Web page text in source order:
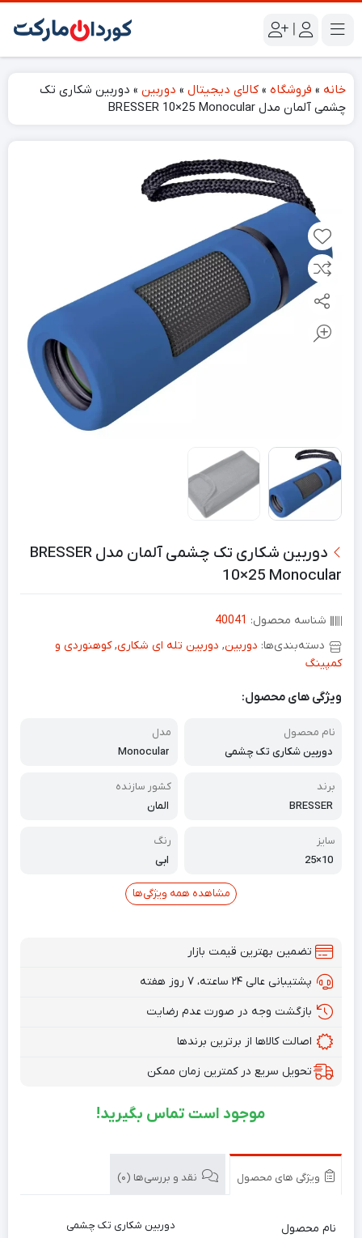
|
خانه » فروشگاه » کالای دیجیتال » دوربین » دوربین شکاری تک
چشمی آلمان مدل BRESSER 10×25 Monocular
دوربین شکاری تک چشمی آلمان مدل BRESSER
10×25 Monocular
شناسه محصول: 40041
دسته‌بندی‌ها: دوربین, دوربین تله ای شکاری,کوهنوردی و
کمپینگ
ویژگی های محصول:
نام محصول
دوربین شکاری تک چشمی
مدل
Monocular
برند
BRESSER
کشور سازنده
المان
سایز
10×25
رنگ
ابی
مشاهده همه ویژگی‌ها
تضمین بهترین قیمت بازار
پشتیبانی عالی ۲۴ ساعته، ۷ روز هفته
بازگشت وجه در صورت عدم رضایت
اصالت کالاها از برترین برندها
تحویل سریع در کمترین زمان ممکن
موجود است تماس بگیرید!
ویژگی های محصول نقد و بررسی‌ها (0)
نام محصول دوربین شکاری تک چشمی